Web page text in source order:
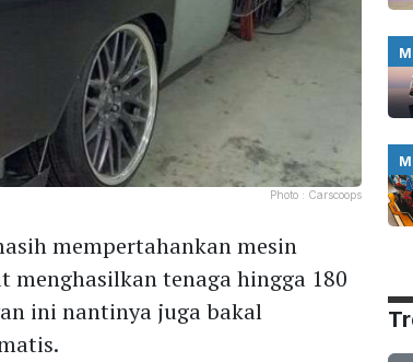
Photo : Carscoops
mempertahankan mesin
tenaga hingga 180
ini nantinya juga bakal